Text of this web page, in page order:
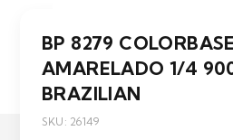
BP 8279
AMARELADO 1/4
BRAZILIAN
SKU: 26149